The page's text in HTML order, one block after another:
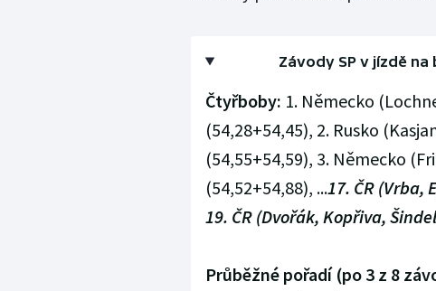
Závody SP v jízdě
Čtyřboby: 1. Německo
(54,28+54,45), 2. Rusko
(54,55+54,59), 3. Německo
(54,52+54,88), ...17. ČR (Vrba,
19. ČR (Dvořák, Kopřiva,
Průběžné pořadí (po 3 z 8